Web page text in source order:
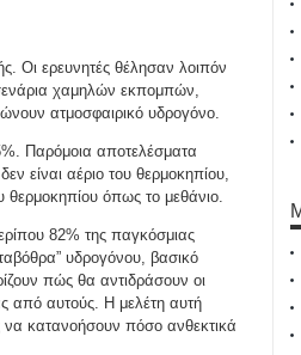
Οι ερευνητές θέλησαν λοιπόν
χαμηλών εκπομπών,
ατμοσφαιρικό υδρογόνο.
Παρόμοια αποτελέσματα
είναι αέριο του θερμοκηπίου,
όπως το μεθάνιο.
82% της παγκόσμιας
υδρογόνου, βασικό
πώς θα αντιδράσουν οι
από αυτούς. Η μελέτη αυτή
να κατανοήσουν πόσο ανθεκτικά